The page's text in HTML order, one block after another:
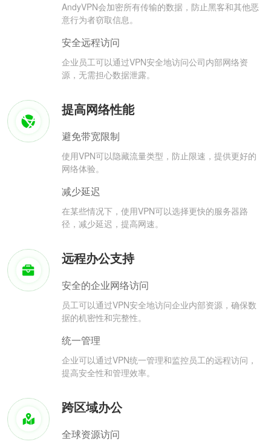
AndyVPN会加密所有传输的数据，防止黑客和其他恶
意行为者窃取信息。
安全远程访问
企业员工可以通过VPN安全地访问公司内部网络资
源，无需担心数据泄露。
提高网络性能
避免带宽限制
使用VPN可以隐藏流量类型，防止限速，提供更好的
网络体验。
减少延迟
在某些情况下，使用VPN可以选择更快的服务器路
径，减少延迟，提高网速。
远程办公支持
安全的企业网络访问
员工可以通过VPN安全地访问企业内部资源，确保数
据的机密性和完整性。
统一管理
企业可以通过VPN统一管理和监控员工的远程访问，
提高安全性和管理效率。
跨区域办公
全球资源访问